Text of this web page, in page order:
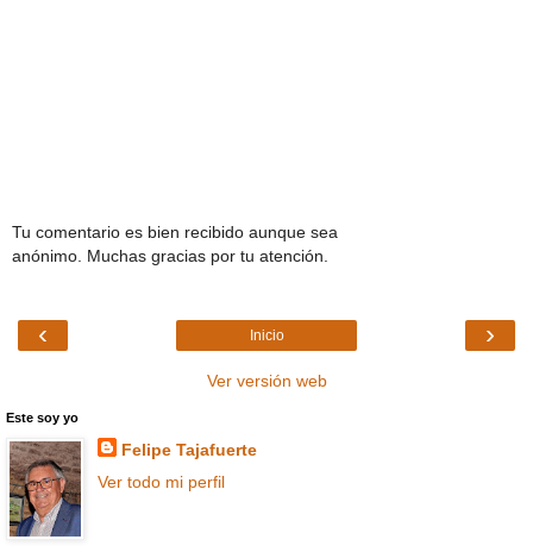
Tu comentario es bien recibido aunque sea
anónimo. Muchas gracias por tu atención.
‹ ›
Inicio
Ver versión web
Este soy yo
Felipe Tajafuerte
Ver todo mi perfil